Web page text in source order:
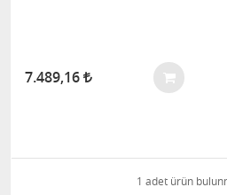
7.489,16
1 adet ürün